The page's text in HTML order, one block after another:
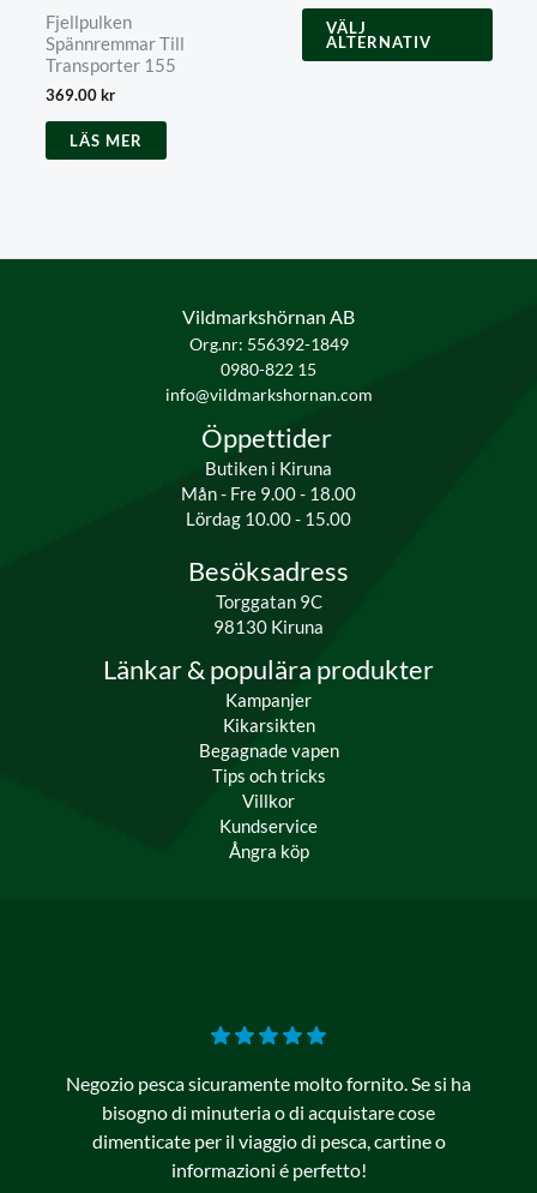
Fjellpulken
Spännremmar Till
Transporter 155
369.00kr
LÄS MER
VÄLJ
ALTERNATIV
Den
väljas
Vildmarkshörnan AB
Org.nr: 556392-1849
0980-822 15
info@vildmarkshornan.com
Öppettider
Butiken i Kiruna
Mån - Fre 9.00 - 18.00
Lördag 10.00 - 15.00
Besöksadress
Torggatan 9C
98130 Kiruna
Länkar & populära produkter
Kampanjer
Kikarsikten
Begagnade vapen
Tips och tricks
Villkor
Kundservice
Ångra köp
Negozio pesca sicuramente molto fornito. Se si ha
bisogno di minuteria o di acquistare cose
dimenticate per il viaggio di pesca, cartine o
informazioni é perfetto!